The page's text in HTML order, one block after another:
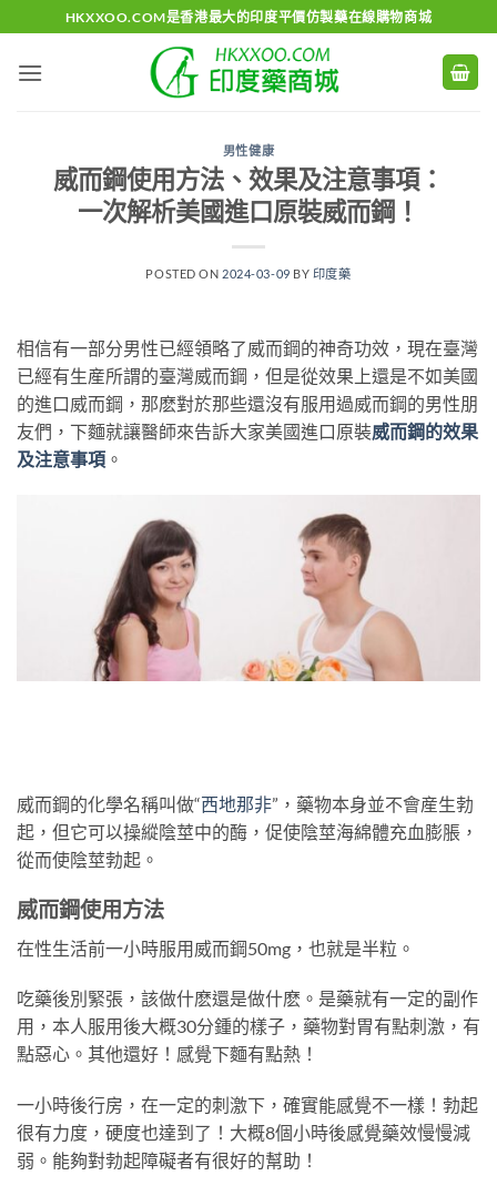
to
content
HKXXOO.COM是香港最大的印度平價仿製藥在線購物商城
男性健康
威而鋼使用方法、效果及注意事項：
一次解析美國進口原裝威而鋼！
POSTED ON 2024-03-09 BY 印度藥
相信有一部分男性已經領略了威而鋼的神奇功效，現在臺灣
已經有生産所謂的臺灣威而鋼，但是從效果上還是不如美國
的進口威而鋼，那麽對於那些還沒有服用過威而鋼的男性朋
友們，下麵就讓醫師來告訴大家美國進口原裝威而鋼的效果
及注意事項 。
威而鋼的化學名稱叫做“西地那非”，藥物本身並不會産生勃
起，但它可以操縱陰莖中的酶，促使陰莖海綿體充血膨脹，
從而使陰莖勃起。
威而鋼使用方法
在性生活前一小時服用威而鋼50mg，也就是半粒。
吃藥後別緊張，該做什麽還是做什麽。是藥就有一定的副作
用，本人服用後大概30分鍾的樣子，藥物對胃有點刺激，有
點惡心。其他還好！感覺下麵有點熱！
一小時後行房，在一定的刺激下，確實能感覺不一樣！勃起
很有力度，硬度也達到了！大概8個小時後感覺藥效慢慢減
弱。能夠對勃起障礙者有很好的幫助！